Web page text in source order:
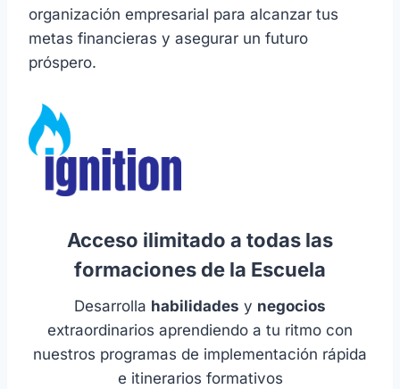
organización empresarial para alcanzar tus
metas financieras y asegurar un futuro
próspero.
Acceso ilimitado a todas las
formaciones de la Escuela
Desarrolla habilidades y negocios
extraordinarios aprendiendo a tu ritmo con
nuestros programas de implementación rápida
e itinerarios formativos